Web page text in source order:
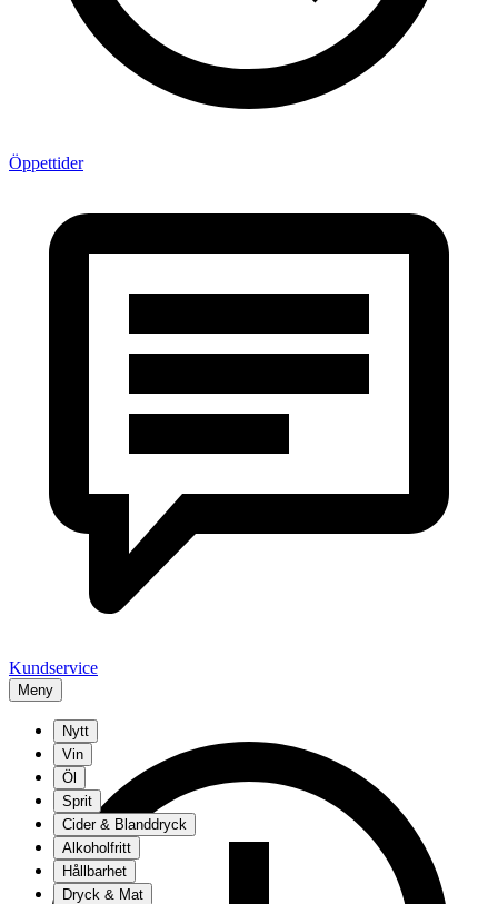
Öppettider
Kundservice
Meny
Nytt
Vin
Öl
Sprit
Cider & Blanddryck
Alkoholfritt
Hållbarhet
Dryck & Mat